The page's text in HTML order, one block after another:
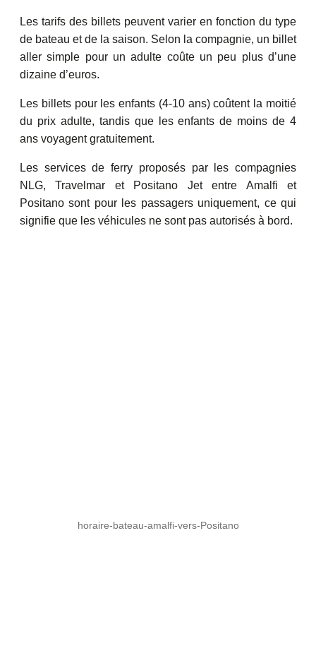
Les tarifs des billets peuvent varier en fonction du type
de bateau et de la saison. Selon la compagnie, un billet
aller simple pour un adulte coûte un peu plus d’une
dizaine d’euros.
Les billets pour les enfants (4-10 ans) coûtent la moitié
du prix adulte, tandis que les enfants de moins de 4
ans voyagent gratuitement.
Les services de ferry proposés par les compagnies
NLG, Travelmar et Positano Jet entre Amalfi et
Positano sont pour les passagers uniquement, ce qui
signifie que les véhicules ne sont pas autorisés à bord.
horaire-bateau-amalfi-vers-Positano